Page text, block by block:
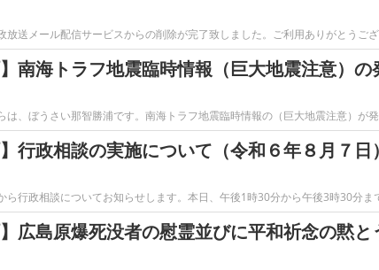
放送メール配信サービスからの削除が完了致しました。ご利用ありがとうござ
】南海トラフ地震臨時情報（巨大地震注意）の
は、ぼうさい那智勝浦です。南海トラフ地震臨時情報の（巨大地震注意）
】行政相談の実施について（令和６年８月７日）
ら行政相談についてお知らせします。本日、午後1時30分から午後3時30分
】広島原爆死没者の慰霊並びに平和祈念の黙と